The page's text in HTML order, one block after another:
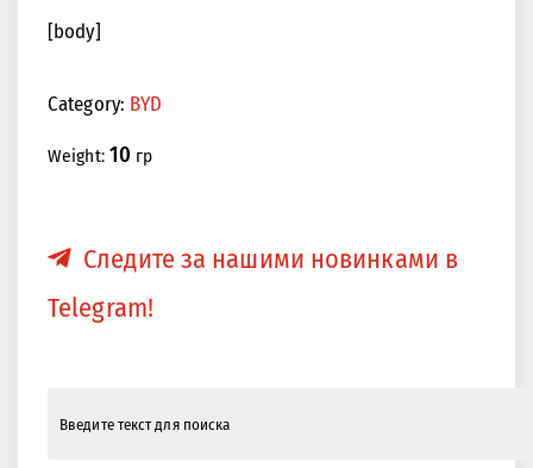
[body]
Category: BYD
Weight: 10 гр
Следите за нашими новинками в
Telegram!